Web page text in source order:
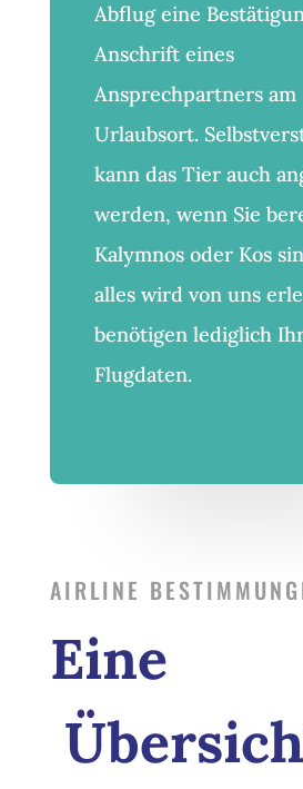
Abflug eine
Anschrift eines
Ansprechpartners am
Urlaubsort.
kann das Tier auch
werden, wenn Sie
Kalymnos oder Kos
alles wird von uns
benötigen lediglich
Flugdaten.
AIRLINE
Eine